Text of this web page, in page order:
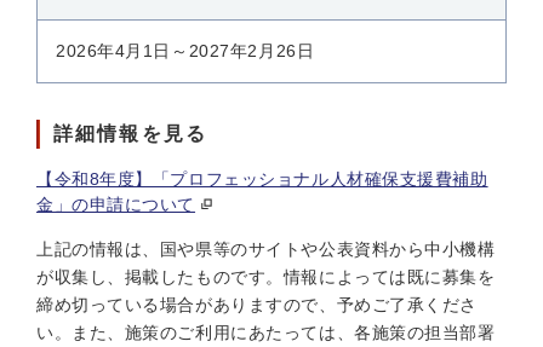
2026年4月1日～2027年2月26日
詳細情報を見る
【令和8年度】「プロフェッショナル人材確保支援費補助
金」の申請について
上記の情報は、国や県等のサイトや公表資料から中小機構
が収集し、掲載したものです。情報によっては既に募集を
締め切っている場合がありますので、予めご了承くださ
い。また、施策のご利用にあたっては、各施策の担当部署